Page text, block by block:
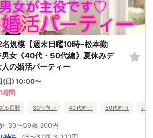
規模【週末日曜10時~松本勤
女《40代・50代編》夏休みデ
の婚活パーティー
(日) 10:00〜
時間
ル長野 30代向け 40代向け 50代向け バ
30〜59歳 300円